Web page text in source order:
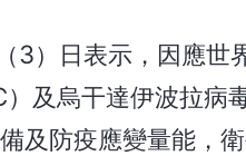
3）日表示，因應世
及烏干達伊波拉病
及防疫應變量能，